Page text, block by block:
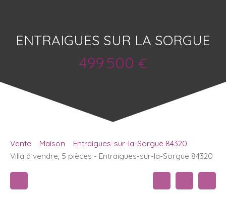
ENTRAIGUES SUR LA SORGUE
499 500 €
Vente Maison
Entraigues-sur-la-Sorgue 84320
Villa à vendre, 5 pièces - Entraigues-sur-la-Sorgue 84320